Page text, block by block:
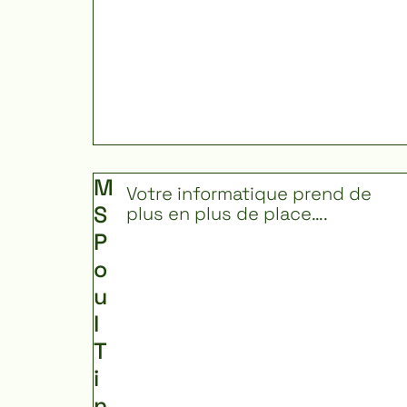
M
S
P
o
u
I
T
i
Votre informatique prend de
plus en plus de place….